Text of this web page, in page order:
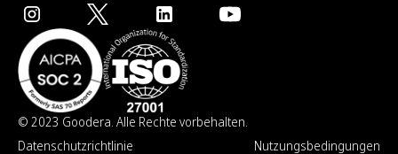
© 2023 Goodera. Alle Rechte vorbehalten.
Datenschutzrichtlinie
Nutzungsbedingungen